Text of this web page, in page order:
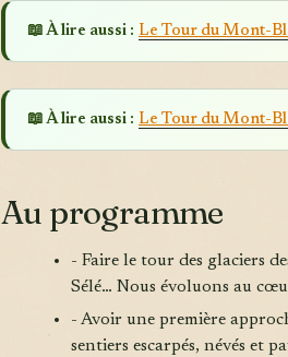
📖 À lire aussi : Le Tour du Mont-
📖 À lire aussi : Le Tour du Mont-
Au programme
- Faire le tour des glaciers
Sélé… Nous évoluons au
- Avoir une première
sentiers escarpés, névés et